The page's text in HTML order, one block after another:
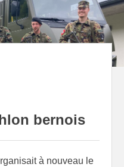
bernois
à nouveau le